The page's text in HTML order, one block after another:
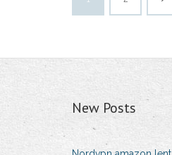
New Posts